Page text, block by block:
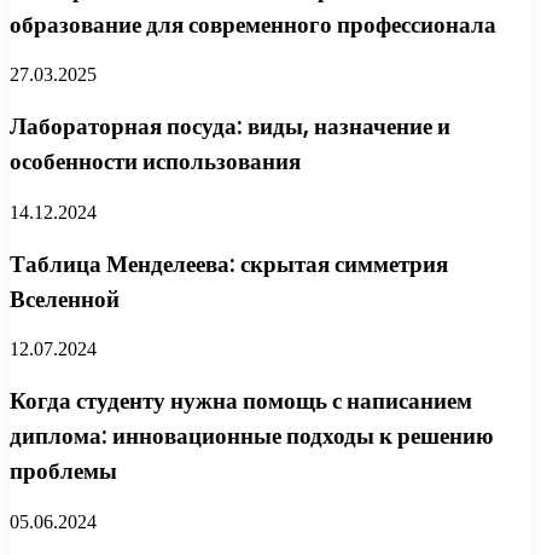
образование для современного профессионала
27.03.2025
Лабораторная посуда: виды, назначение и
особенности использования
14.12.2024
Таблица Менделеева: скрытая симметрия
Вселенной
12.07.2024
Когда студенту нужна помощь с написанием
диплома: инновационные подходы к решению
проблемы
05.06.2024